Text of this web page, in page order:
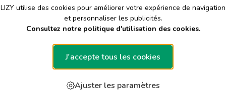
Cookies
LIZY utilise des cookies pour améliorer votre expérience de navigation
et personnaliser les publicités.
Consultez notre politique d'utilisation des cookies.
J'accepte tous les cookies
Ajuster les paramètres